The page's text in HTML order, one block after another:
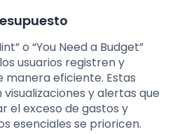
o “You Need a Budget”
usuarios registren y
manera eficiente. Estas
y alertas que
el exceso de gastos y
esenciales se prioricen.